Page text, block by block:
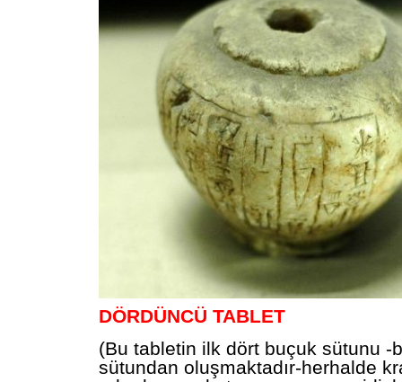
DÖRDÜNCÜ TABLET
(Bu tabletin ilk dört buçuk sütunu -
sütundan oluşmaktadır-herhalde